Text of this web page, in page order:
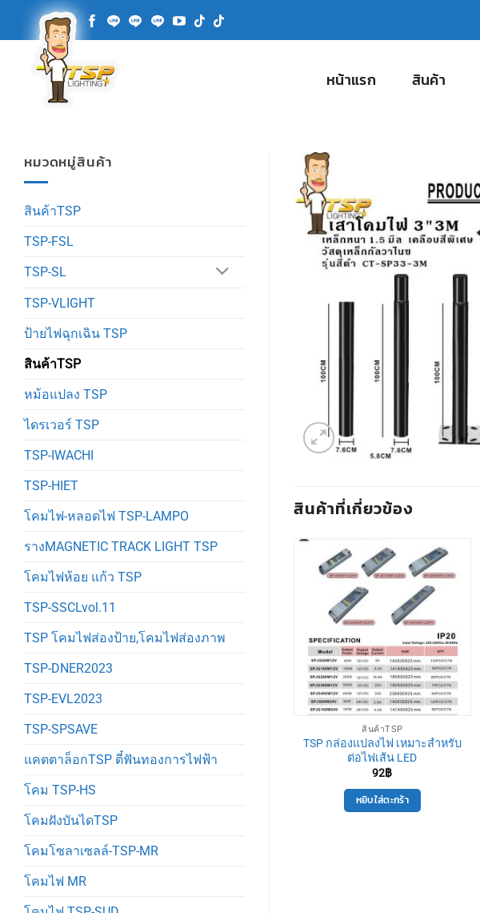
หน้าแรก สินค้า
หมวดหมู่สินค้า
สินค้าTSP
TSP-FSL
TSP-SL
TSP-VLIGHT
ป้ายไฟฉุกเฉิน TSP
สินค้าTSP
หม้อแปลง TSP
ไดรเวอร์ TSP
TSP-IWACHI
TSP-HIET
โคมไฟ-หลอดไฟ TSP-LAMPO
รางMAGNETIC TRACK LIGHT TSP
โคมไฟห้อย แก้ว TSP
TSP-SSCLvol.11
TSP โคมไฟส่องป้าย,โคมไฟส่องภาพ
TSP-DNER2023
TSP-EVL2023
TSP-SPSAVE
แคตตาล็อกTSP ตี๋ฟันทองการไฟฟ้า
โคม TSP-HS
โคมฝังบันไดTSP
โคมโซลาเซลล์-TSP-MR
โคมไฟ MR
สินค้าที่เกี่ยวข้อง
สินค้าTSP
TSP กล่องแปลงไฟ เหมาะสำหรับ
ต่อไฟเส้น LED
92฿
หยิบใส่ตะกร้า
งขาว
priceprice
is:
80฿